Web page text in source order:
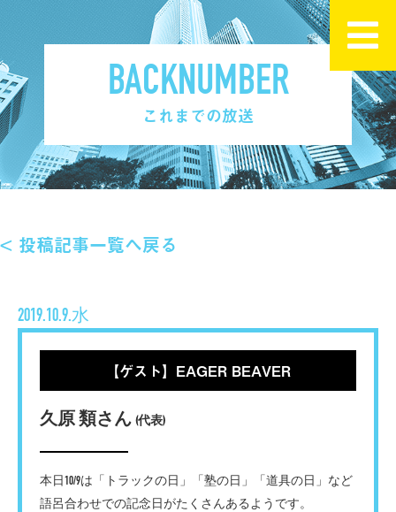
BACKNUMBER
これまでの放送
< 投稿記事一覧へ戻る
2019.10.9.水
【ゲスト】EAGER BEAVER
久原 類さん (代表)
本日10/9は「トラックの日」「塾の日」「道具の日」など
語呂合わせでの記念日がたくさんあるようです。